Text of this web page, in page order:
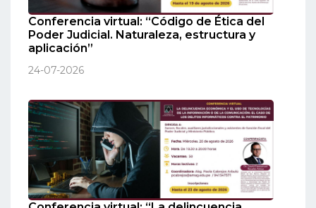
Conferencia virtual: “Código de Ética del
Poder Judicial. Naturaleza, estructura y
aplicación”
24-07-2026